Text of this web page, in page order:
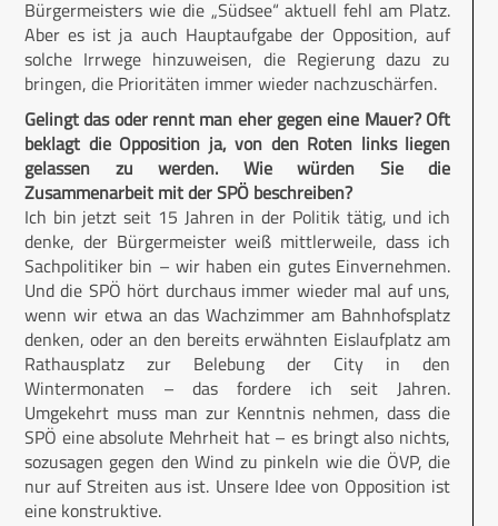
Bürgermeisters wie die „Südsee“ aktuell fehl am Platz.
Aber es ist ja auch Hauptaufgabe der Opposition, auf
solche Irrwege hinzuweisen, die Regierung dazu zu
bringen, die Prioritäten immer wieder nachzuschärfen.
Gelingt das oder rennt man eher gegen eine Mauer? Oft
beklagt die Opposition ja, von den Roten links liegen
gelassen zu werden. Wie würden Sie die
Zusammenarbeit mit der SPÖ beschreiben?
Ich bin jetzt seit 15 Jahren in der Politik tätig, und ich
denke, der Bürgermeister weiß mittlerweile, dass ich
Sachpolitiker bin – wir haben ein gutes Einvernehmen.
Und die SPÖ hört durchaus immer wieder mal auf uns,
wenn wir etwa an das Wachzimmer am Bahnhofsplatz
denken, oder an den bereits erwähnten Eislaufplatz am
Rathausplatz zur Belebung der City in den
Wintermonaten – das fordere ich seit Jahren.
Umgekehrt muss man zur Kenntnis nehmen, dass die
SPÖ eine absolute Mehrheit hat – es bringt also nichts,
sozusagen gegen den Wind zu pinkeln wie die ÖVP, die
nur auf Streiten aus ist. Unsere Idee von Opposition ist
eine konstruktive.